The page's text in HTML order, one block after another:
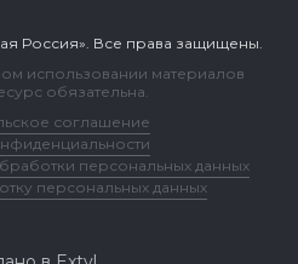
Россия». Все права защищены.
использовании материалов
обязательна.
соглашение
персональных данных
персональных данных